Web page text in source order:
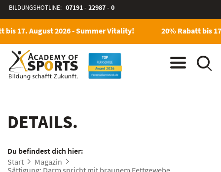
BILDUNGSHOTLINE: 07191 - 22987 - 0
bis 17. August 2026 - Summer Vitality! 20% Rabatt bis
DETAILS.
Du befindest dich hier:
Start
Magazin
Sättigung: Darm spricht mit braunem Fettgewebe